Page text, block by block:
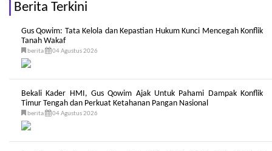
Berita Terkini
Gus Qowim: Tata Kelola dan Kepastian Hukum Kunci Mencegah Konflik
Tanah Wakaf
berita 04 Agustus 2026
Bekali Kader HMI, Gus Qowim Ajak Untuk Pahami Dampak Konflik
Timur Tengah dan Perkuat Ketahanan Pangan Nasional
berita 04 Agustus 2026